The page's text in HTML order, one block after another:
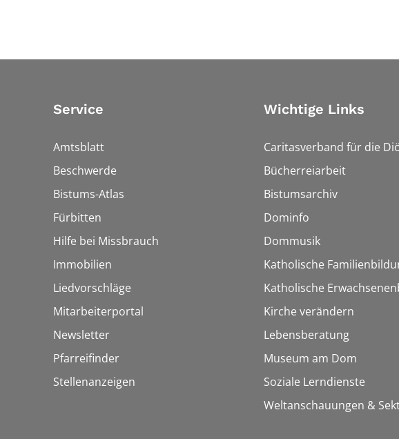
Service
Amtsblatt
Beschwerde
Bistums-Atlas
Fürbitten
Hilfe bei Missbrauch
Immobilien
Liedvorschläge
Mitarbeiterportal
Newsletter
Pfarreifinder
Stellenanzeigen
Wichtige Links
Caritasverband für die
Bücherreiarbeit
Bistumsarchiv
Dominfo
Dommusik
Katholische
Katholische
Kirche verändern
Lebensberatung
Museum am Dom
Soziale Lerndienste
Weltanschauungen &